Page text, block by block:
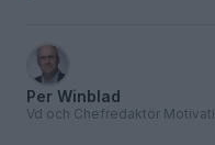
Per Winblad
Vd och Chefredaktör